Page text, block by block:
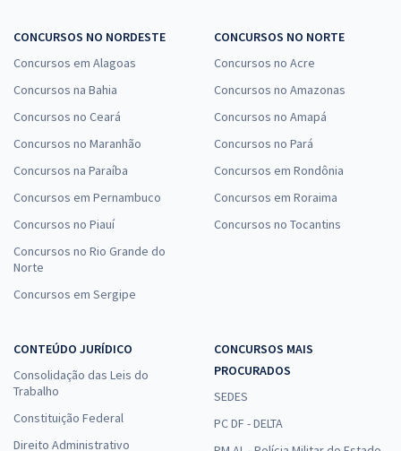
CONCURSOS NO NORDESTE
Concursos em Alagoas
Concursos na Bahia
Concursos no Ceará
Concursos no Maranhão
Concursos na Paraíba
Concursos em Pernambuco
Concursos no Piauí
Concursos no Rio Grande do
Norte
Concursos em Sergipe
CONCURSOS NO NORTE
Concursos no Acre
Concursos no Amazonas
Concursos no Amapá
Concursos no Pará
Concursos em Rondônia
Concursos em Roraima
Concursos no Tocantins
CONTEÚDO JURÍDICO
Consolidação das Leis do
Trabalho
Constituição Federal
Direito Administrativo
CONCURSOS MAIS
PROCURADOS
SEDES
PC DF - DELTA